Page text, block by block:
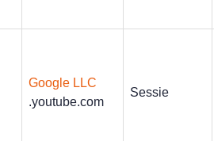
Google LLC
.youtube.com
Sessie